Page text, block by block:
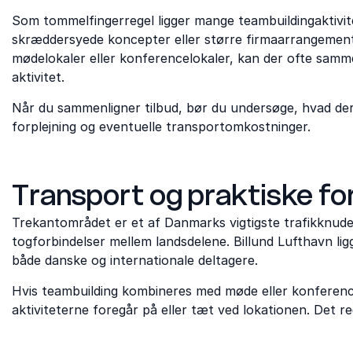
Som tommelfingerregel ligger mange
skræddersyede koncepter eller større
mødelokaler eller konferencelokaler, kan der ofte
aktivitet.
Når du sammenligner tilbud, bør du undersøge, hvad
forplejning og eventuelle transportomkostninger.
Transport og praktiske
Trekantområdet er et af Danmarks vigtigste
togforbindelser mellem landsdelene. Billund Lufthavn
både danske og internationale deltagere.
Hvis teambuilding kombineres med møde eller
aktiviteterne foregår på eller tæt ved lokationen. Det